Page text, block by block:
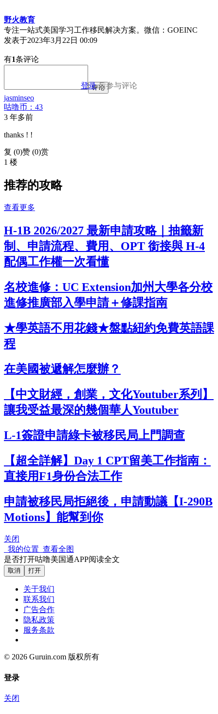
野火教育
专注一站式美国学习工作移民解决方案。微信：GOEINC
发表于2023年3月22日 00:09
有1条评论
登录后参与评论
评论
jasminseo
咕噜币：43
3 年多前
thanks ! !
复 (0)赞 (0)赏
1 楼
推荐的攻略
查看更多
H-1B 2026/2027 最新申請攻略｜抽籤新
制、申請流程、費用、OPT 銜接與 H-4
配偶工作權一次看懂
名校進修：UC Extension加州大學各分校
進修推廣部入學申請＋修課指南
★學英語不用花錢★盤點紐約免費英語課
程
在美國被遞解怎麼辦？
【中文財經，創業，文化Youtuber系列】
讓我受益最深的幾個華人Youtuber
L-1簽證申請綠卡被移民局上門調查
【超全詳解】Day 1 CPT留美工作指南：
直接用F1身份合法工作
申請被移民局拒絕後，申請動議【I-290B
Motions】能幫到你
关闭
我的位置 查看全图
是否打开咕噜美国通APP阅读全文
取消 打开
关于我们
联系我们
广告合作
隐私政策
服务条款
© 2026 Guruin.com 版权所有
登录
关闭